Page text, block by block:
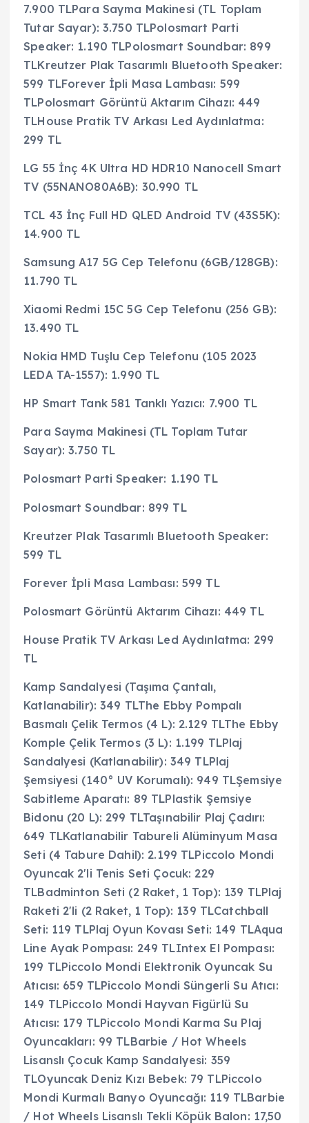
7.900 TLPara Sayma Makinesi (TL Toplam
Tutar Sayar): 3.750 TLPolosmart Parti
Speaker: 1.190 TLPolosmart Soundbar: 899
TLKreutzer Plak Tasarımlı Bluetooth Speaker:
599 TLForever İpli Masa Lambası: 599
TLPolosmart Görüntü Aktarım Cihazı: 449
TLHouse Pratik TV Arkası Led Aydınlatma:
299 TL
LG 55 İnç 4K Ultra HD HDR10 Nanocell Smart
TV (55NANO80A6B): 30.990 TL
TCL 43 İnç Full HD QLED Android TV (43S5K):
14.900 TL
Samsung A17 5G Cep Telefonu (6GB/128GB):
11.790 TL
Xiaomi Redmi 15C 5G Cep Telefonu (256 GB):
13.490 TL
Nokia HMD Tuşlu Cep Telefonu (105 2023
LEDA TA-1557): 1.990 TL
HP Smart Tank 581 Tanklı Yazıcı: 7.900 TL
Para Sayma Makinesi (TL Toplam Tutar
Sayar): 3.750 TL
Polosmart Parti Speaker: 1.190 TL
Polosmart Soundbar: 899 TL
Kreutzer Plak Tasarımlı Bluetooth Speaker:
599 TL
Forever İpli Masa Lambası: 599 TL
Polosmart Görüntü Aktarım Cihazı: 449 TL
House Pratik TV Arkası Led Aydınlatma: 299
TL
Kamp Sandalyesi (Taşıma Çantalı,
Katlanabilir): 349 TLThe Ebby Pompalı
Basmalı Çelik Termos (4 L): 2.129 TLThe Ebby
Komple Çelik Termos (3 L): 1.199 TLPlaj
Sandalyesi (Katlanabilir): 349 TLPlaj
Şemsiyesi (140° UV Korumalı): 949 TLŞemsiye
Sabitleme Aparatı: 89 TLPlastik Şemsiye
Bidonu (20 L): 299 TLTaşınabilir Plaj Çadırı:
649 TLKatlanabilir Tabureli Alüminyum Masa
Seti (4 Tabure Dahil): 2.199 TLPiccolo Mondi
Oyuncak 2'li Tenis Seti Çocuk: 229
TLBadminton Seti (2 Raket, 1 Top): 139 TLPlaj
Raketi 2'li (2 Raket, 1 Top): 139 TLCatchball
Seti: 119 TLPlaj Oyun Kovası Seti: 149 TLAqua
Line Ayak Pompası: 249 TLIntex El Pompası:
199 TLPiccolo Mondi Elektronik Oyuncak Su
Atıcısı: 659 TLPiccolo Mondi Süngerli Su Atıcı:
149 TLPiccolo Mondi Hayvan Figürlü Su
Atıcısı: 179 TLPiccolo Mondi Karma Su Plaj
Oyuncakları: 99 TLBarbie / Hot Wheels
Lisanslı Çocuk Kamp Sandalyesi: 359
TLOyuncak Deniz Kızı Bebek: 79 TLPiccolo
Mondi Kurmalı Banyo Oyuncağı: 119 TLBarbie
/ Hot Wheels Lisanslı Tekli Köpük Balon: 17,50